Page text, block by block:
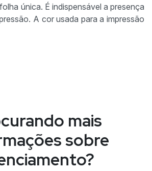
única. É indispensável a presença
A cor usada para a impressão
mais
sobre